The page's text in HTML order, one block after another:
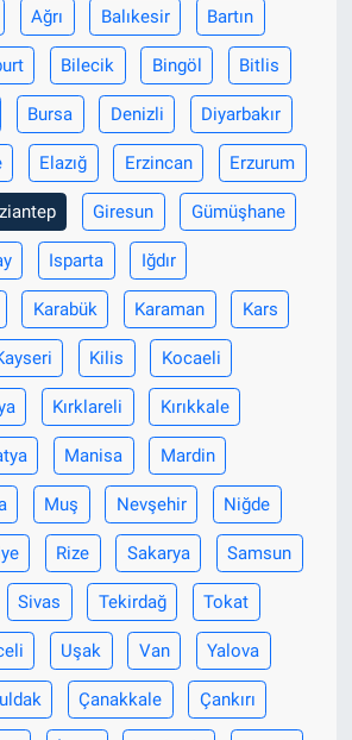
Ağrı Balıkesir Bartın
Bilecik Bingöl Bitlis
Bursa Denizli Diyarbakır
Elazığ Erzincan Erzurum
Giresun Gümüşhane
Isparta Iğdır
Karabük Karaman Kars
Kilis Kocaeli
Kırklareli Kırıkkale
Manisa Mardin
Muş Nevşehir Niğde
Rize Sakarya Samsun
Sivas Tekirdağ Tokat
Uşak Van Yalova
Çanakkale Çankırı